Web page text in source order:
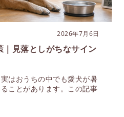
2026年7月6日
見落としがちなサイン
はおうちの中でも愛犬が暑
ことがあります。この記事